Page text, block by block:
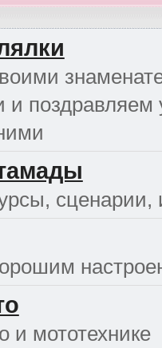
поздравляем
сценарии,
и мототехнике